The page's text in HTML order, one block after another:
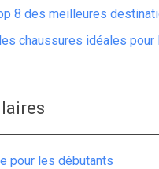
8 des meilleures
chaussures idéales pour
pour les débutants